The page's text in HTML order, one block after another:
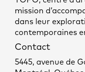
mission
dans leur
contemporaines
Contact
5445, avenue de